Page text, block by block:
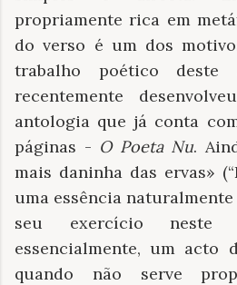
propriamente rica em
do verso é um dos
trabalho poético
recentemente
antologia que já conta
páginas - O Poeta Nu.
mais daninha das ervas»
uma essência
seu exercício neste
essencialmente, um acto
quando não serve